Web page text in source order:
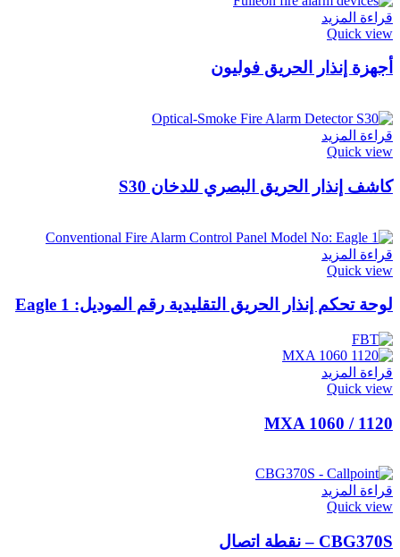
قراءة المزيد
Quick view
أجهزة إنذار الحريق فوليون
قراءة المزيد
Quick view
كاشف إنذار الحريق البصري للدخان S30
قراءة المزيد
Quick view
لوحة تحكم إنذار الحريق التقليدية رقم الموديل: Eagle 1
قراءة المزيد
Quick view
MXA 1060 / 1120
قراءة المزيد
Quick view
CBG370S – نقطة اتصال